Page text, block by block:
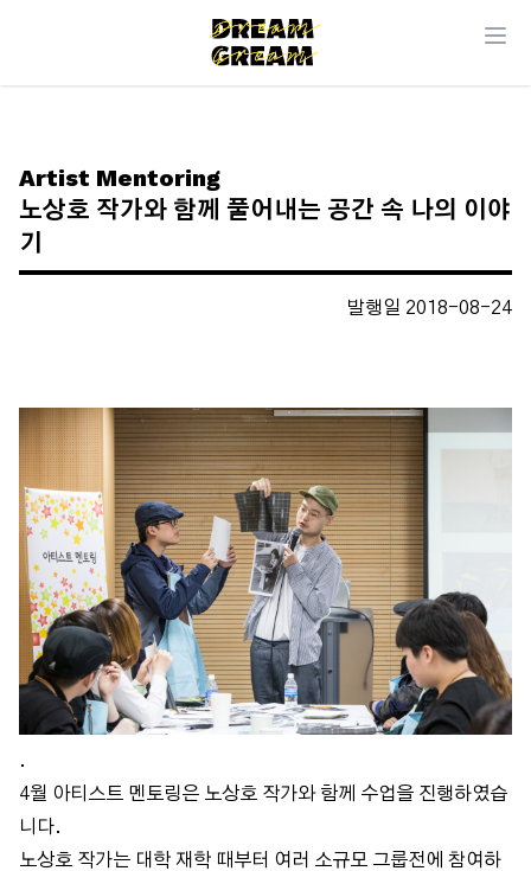
Artist Mentoring
노상호 작가와 함께 풀어내는 공간 속 나의 이야
기
발행일 2018-08-24
.
4월 아티스트 멘토링은 노상호 작가와 함께 수업을 진행하였습
니다.
노상호 작가는 대학 재학 때부터 여러 소규모 그룹전에 참여하